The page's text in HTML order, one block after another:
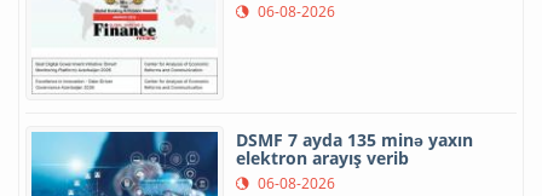
06-08-2026
DSMF 7 ayda 135 minə yaxın
elektron arayış verib
06-08-2026